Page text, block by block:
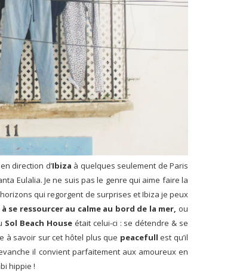
direction d’Ibiza à quelques seulement de Paris
Eulalia. Je ne suis pas le genre qui aime faire la
qui regorgent de surprises et Ibiza je peux
se ressourcer au calme au bord de la mer, ou
Sol Beach Houseétait celui-ci : se détendre & se
à savoir sur cet hôtel plus que peacefull est qu’il
il convient parfaitement aux amoureux en
hippie !